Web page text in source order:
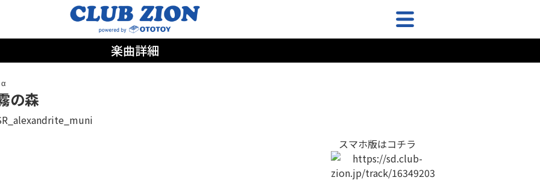
楽曲詳細
の森
スマホ版はコチラ